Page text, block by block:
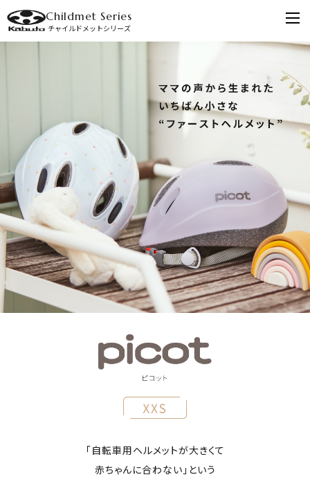
Childmet Series
チャイルドメットシリーズ
「自転車用ヘルメットが大きくて
赤ちゃんに合わない」という